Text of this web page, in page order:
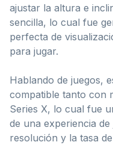
ajustar la altura e
sencilla, lo cual fue
perfecta de
para jugar.
Hablando de juegos,
compatible tanto con
Series X, lo cual fue
de una experiencia
resolución y la tasa